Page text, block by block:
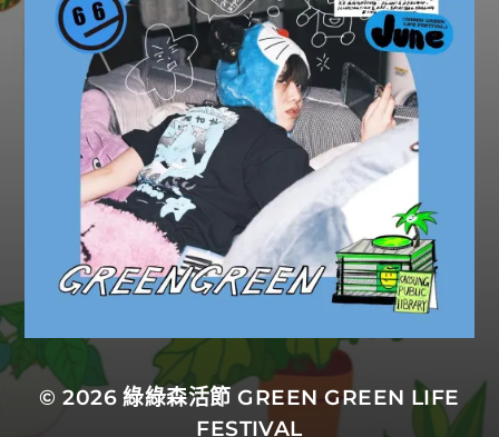
© 2026綠綠森活節 GREEN GREEN LIFE
FESTIVAL